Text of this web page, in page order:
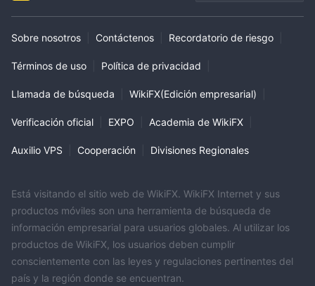
Sobre nosotros Contáctenos Recordatorio de riesgo
Términos de uso Política de privacidad
Llamada de búsqueda WikiFX(Edición empresarial)
Verificación oficial EXPO Academia de WikiFX
Auxilio VPS Cooperación Divisiones Regionales
Está visitando el sitio web de WikiFX. WikiFX Internet y sus
productos móviles son una herramienta de búsqueda de
información empresarial para usuarios globales. Al utilizar los
productos de WikiFX, los usuarios deben cumplir
conscientemente con las leyes y regulaciones pertinentes del
país y la región donde se encuentran.